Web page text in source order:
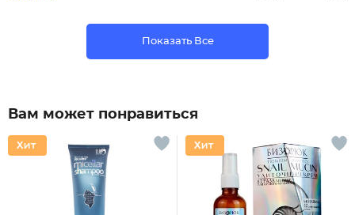
Показать Все
Вам может понравиться